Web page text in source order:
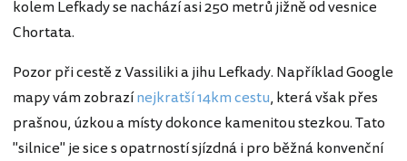
kolem Lefkady se nachází asi 250 metrů jižně od vesnice
Chortata.
Pozor při cestě z Vassiliki a jihu Lefkady. Například Google
mapy vám zobrazínejkratší 14km cestu, která však přes
prašnou, úzkou a místy dokonce kamenitou stezkou. Tato
"silnice" je sice s opatrností sjízdná i pro běžná konvenční